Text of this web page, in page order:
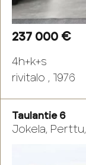
237 000 €
4h+k+s
rivitalo , 1976
Taulantie 6
Jokela,